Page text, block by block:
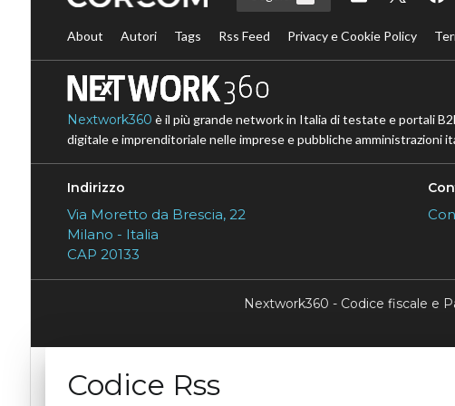
About Autori Tags Rss Feed Privacy e Cookie Policy
Nextwork360 è il più grande network in Italia di testate e portali
digitale e imprenditoriale nelle imprese e pubbliche amministrazioni
Indirizzo
Via Moretto da Brescia, 22
Milano - Italia
CAP 20133
Nextwork360 - Codice fiscale e
Codice Rss